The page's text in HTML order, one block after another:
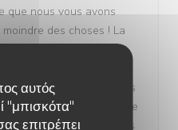
αυτός
"μπισκότα"
επιτρέπει
que nous vous avons
des choses ! La
effet de cuisson et
Pour le vin je ne
censés être servis frais
Vous auriez dû nous le
J’espère que vous